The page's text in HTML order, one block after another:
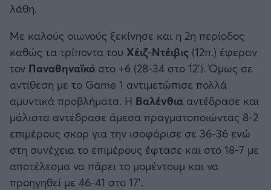
λάθη.
Με καλούς οιωνούς ξεκίνησε και η 2η περίοδος
καθώς τα τρίποντα του Χέιζ-Ντέιβις (12π.) έφεραν
τον Παναθηναϊκό στο +6 (28-34 στο 12’). Όμως σε
αντίθεση με το Game 1 αντιμετώπισε πολλά
αμυντικά προβλήματα. Η Βαλένθια αντέδρασε και
μάλιστα αντέδρασε άμεσα πραγματοποιώντας 8-2
επιμέρους σκορ για την ισοφάρισε σε 36-36 ενώ
στη συνέχεια το επιμέρους έφτασε και στο 18-7 με
αποτέλεσμα να πάρει το μομέντουμ και να
προηγηθεί με 46-41 στο 17’.